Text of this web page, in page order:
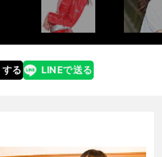
る
line LINEで送る